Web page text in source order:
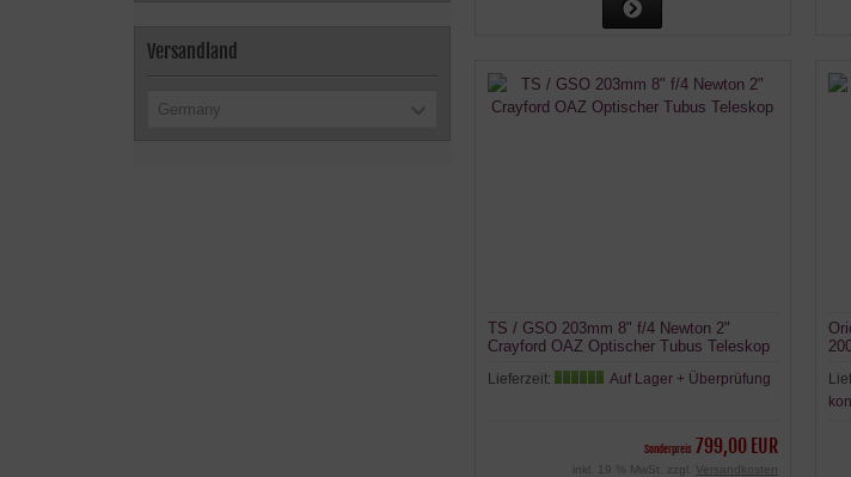
TS / GSO 203mm 8" f/4 Newton 2"
Crayford OAZ Optischer Tubus Teleskop
Lieferzeit: Auf Lager + Überprüfung
Sonderpreis 799,00 EUR
inkl. 19 % MwSt. zzgl. Versandkosten
Versandland
Germany